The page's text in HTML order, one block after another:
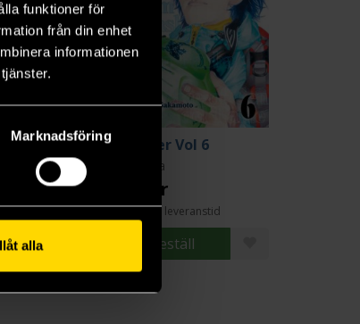
funktioner för
från din enhet
informationen
Marknadsföring
alla
5 Climber Vol 6
Jiro Nitta
279 kr
Längre leveranstid
Beställ